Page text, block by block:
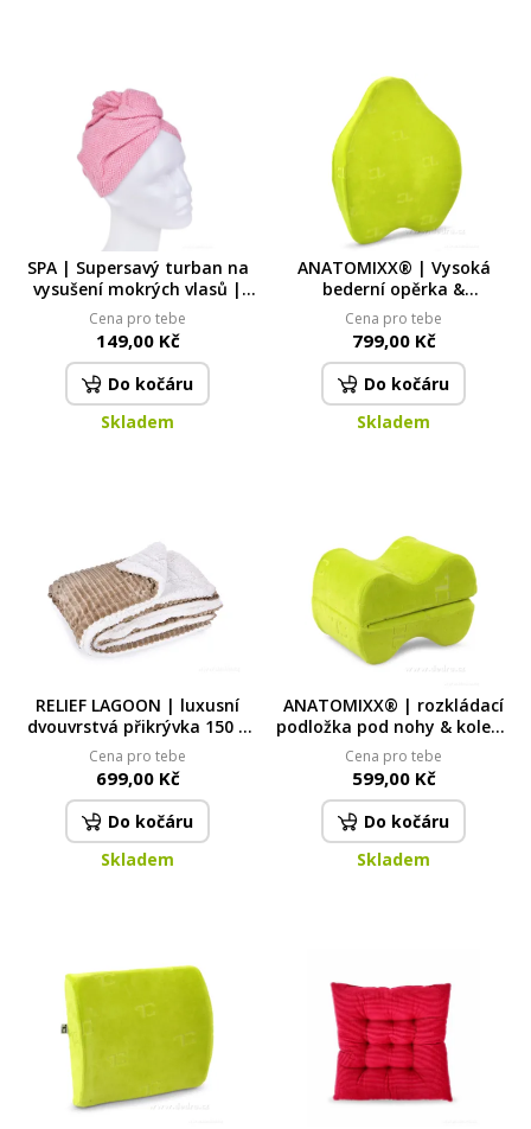
SPA | Supersavý turban na
vysušení mokrých vlasů |
lehký & šetrný | korálově
růžový
Cena pro tebe
149,00 Kč
Do kočáru
Skladem
ANATOMIXX® | Vysoká
bederní opěrka &
ergonomický sedák 2v1 |
paměťová pěna
Cena pro tebe
799,00 Kč
Do kočáru
Skladem
RELIEF LAGOON | luxusní
dvouvrstvá přikrývka 150 ×
200 cm | LAGOON VELVET &
hebká beránčí imitace |
přírodní
Cena pro tebe
699,00 Kč
Do kočáru
Skladem
ANATOMIXX® | rozkládací
podložka pod nohy & kolena
2v1 | z paměťové pěny |
úleva pro klouby a pánev
Cena pro tebe
599,00 Kč
Do kočáru
Skladem